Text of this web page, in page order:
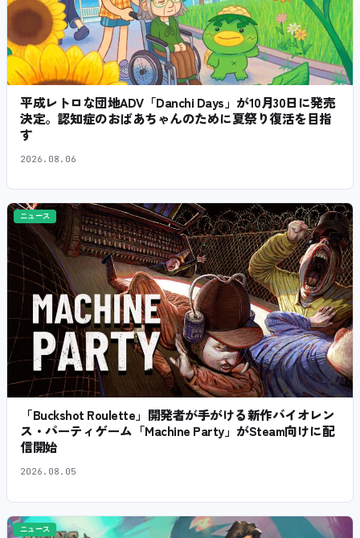
平成レトロな団地ADV「Danchi Days」が10月30日に発売
決定。認知症のおばあちゃんのために夏祭り復活を目指
す
2026.08.06
ニュース
「Buckshot Roulette」開発者が手がける新作バイオレン
ス・パーティゲーム「Machine Party」がSteam向けに配
信開始
2026.08.05
ニュース